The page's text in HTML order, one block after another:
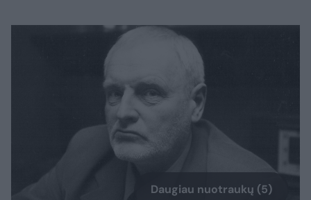
Daugiau nuotraukų (5)